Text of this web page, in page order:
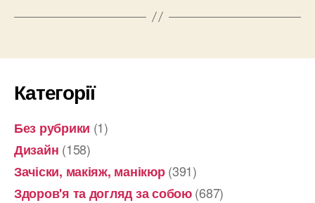
Категорії
Без рубрики (1)
Дизайн (158)
Зачіски, макіяж, манікюр(391)
Здоров'я та догляд за собою(687)